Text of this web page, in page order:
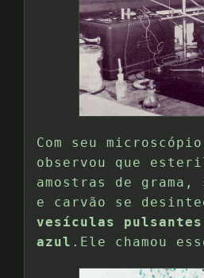
Com seu
observou que
amostras de
e carvão se
vesículas
azul .Ele chamou